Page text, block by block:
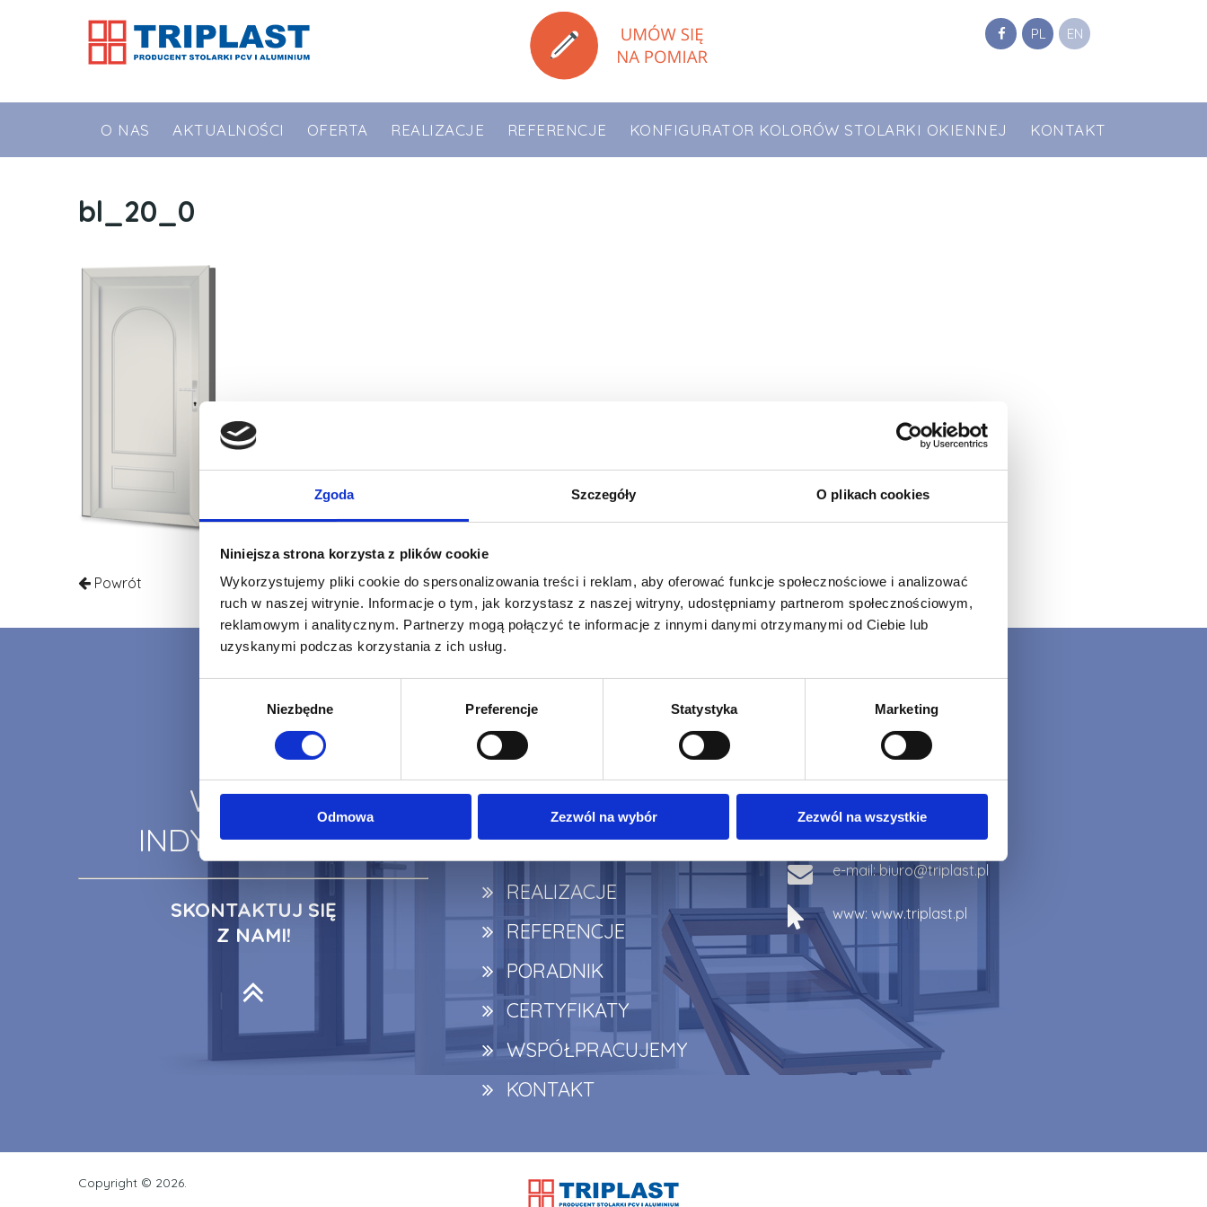
Zgoda Szczegóły O plikach cookies
Niniejsza strona korzysta z plików cookie
Wykorzystujemy pliki cookie do spersonalizowania treści i reklam, aby oferować funkcje społecznościowe i analizować
ruch w naszej witrynie. Informacje o tym, jak korzystasz z naszej witryny, udostępniamy partnerom społecznościowym,
reklamowym i analitycznym. Partnerzy mogą połączyć te informacje z innymi danymi otrzymanymi od Ciebie lub
uzyskanymi podczas korzystania z ich usług.
Niezbędne Preferencje Statystyka Marketing
Odmowa Zezwól na wybór Zezwól na wszystkie
PL EN
O NAS AKTUALNOŚCI OFERTA REALIZACJE REFERENCJE KONFIGURATOR KOLORÓW STOLARKI OKIENNEJ KONTAKT
bl_20_0
Powrót
WYCENA
INDYWIDUALNA
SKONTAKTUJ SIĘ
Z NAMI!
O NAS
AKTUALNOŚCI
OFERTA
REALIZACJE
REFERENCJE
PORADNIK
CERTYFIKATY
WSPÓŁPRACUJEMY
KONTAKT
KONTAKT
BIURO SPRZEDAŻY I
PRODUKCJA:
Czasław 269
32-415 Raciechowice
(skręt na Glichów)
tel:+48 12 271-53-07
e-mail:biuro@triplast.pl
www: www.triplast.pl
Copyright © 2026.